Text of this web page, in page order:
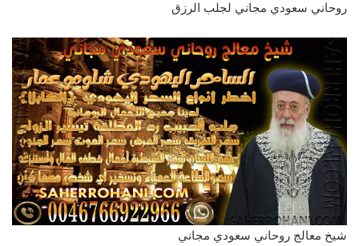
روحاني سعودي مجاني لجلب الرزق
شيخ معالج روحاني سعودي مجاني